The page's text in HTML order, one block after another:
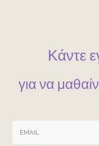
Κάντε
για να